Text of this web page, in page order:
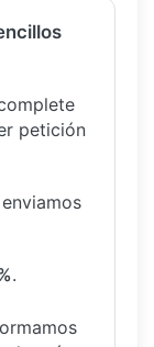
petición
.